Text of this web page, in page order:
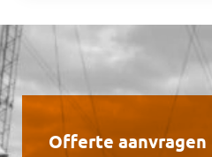
Offerte aanvragen